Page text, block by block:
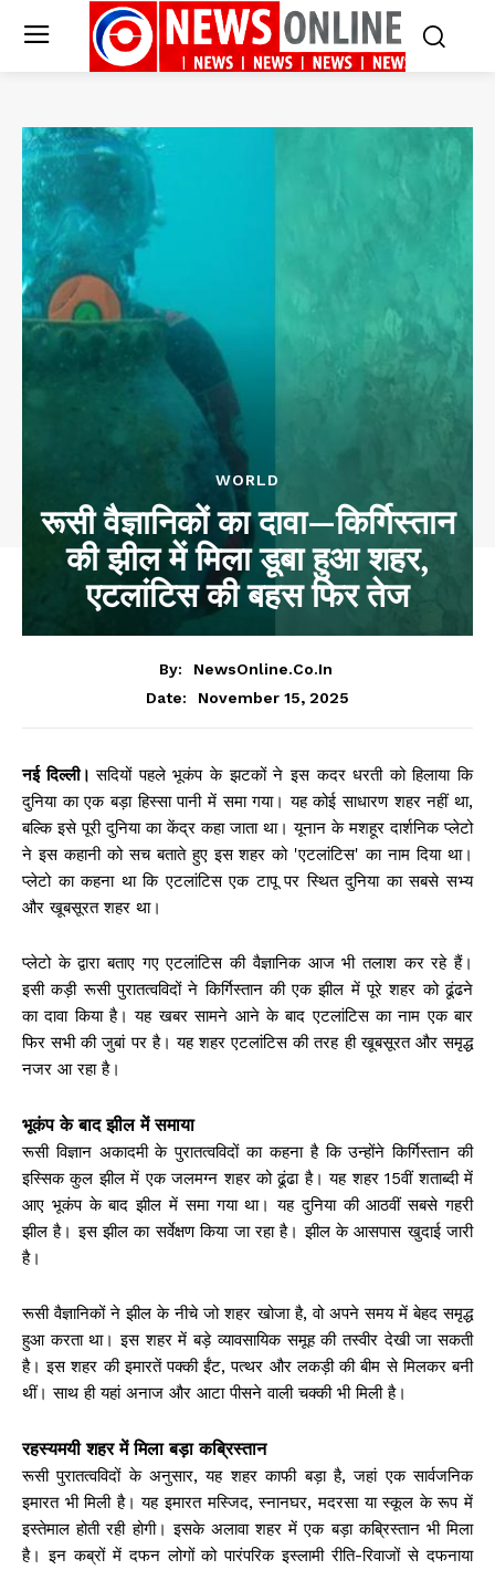
WORLD
रूसी वैज्ञानिकों का दावा—किर्गिस्तान
की झील में मिला डूबा हुआ शहर,
एटलांटिस की बहस फिर तेज
By:
NewsOnline.co.in
Date:
November 15, 2025
नई दिल्ली।सदियों पहले भूकंप के झटकों ने इस कदर धरती को हिलाया कि
दुनिया का एक बड़ा हिस्सा पानी में समा गया। यह कोई साधारण शहर नहीं था,
बल्कि इसे पूरी दुनिया का केंद्र कहा जाता था। यूनान के मशहूर दार्शनिक प्लेटो
ने इस कहानी को सच बताते हुए इस शहर को 'एटलांटिस' का नाम दिया था।
प्लेटो का कहना था कि एटलांटिस एक टापू पर स्थित दुनिया का सबसे सभ्य
और खूबसूरत शहर था।
प्लेटो के द्वारा बताए गए एटलांटिस की वैज्ञानिक आज भी तलाश कर रहे हैं।
इसी कड़ी रूसी पुरातत्वविदों ने किर्गिस्तान की एक झील में पूरे शहर को ढूंढने
का दावा किया है। यह खबर सामने आने के बाद एटलांटिस का नाम एक बार
फिर सभी की जुबां पर है। यह शहर एटलांटिस की तरह ही खूबसूरत और समृद्ध
नजर आ रहा है।
भूकंप के बाद झील में समाया
रूसी विज्ञान अकादमी के पुरातत्वविदों का कहना है कि उन्होंने किर्गिस्तान की
इस्सिक कुल झील में एक जलमग्न शहर को ढूंढा है। यह शहर 15वीं शताब्दी में
आए भूकंप के बाद झील में समा गया था। यह दुनिया की आठवीं सबसे गहरी
झील है। इस झील का सर्वेक्षण किया जा रहा है। झील के आसपास खुदाई जारी
है।
रूसी वैज्ञानिकों ने झील के नीचे जो शहर खोजा है, वो अपने समय में बेहद समृद्ध
हुआ करता था। इस शहर में बड़े व्यावसायिक समूह की तस्वीर देखी जा सकती
है। इस शहर की इमारतें पक्की ईंट, पत्थर और लकड़ी की बीम से मिलकर बनी
थीं। साथ ही यहां अनाज और आटा पीसने वाली चक्की भी मिली है।
रहस्यमयी शहर में मिला बड़ा कब्रिस्तान
रूसी पुरातत्वविदों के अनुसार, यह शहर काफी बड़ा है, जहां एक सार्वजनिक
इमारत भी मिली है। यह इमारत मस्जिद, स्नानघर, मदरसा या स्कूल के रूप में
इस्तेमाल होती रही होगी। इसके अलावा शहर में एक बड़ा कब्रिस्तान भी मिला
है। इन कब्रों में दफन लोगों को पारंपरिक इस्लामी रीति-रिवाजों से दफनाया